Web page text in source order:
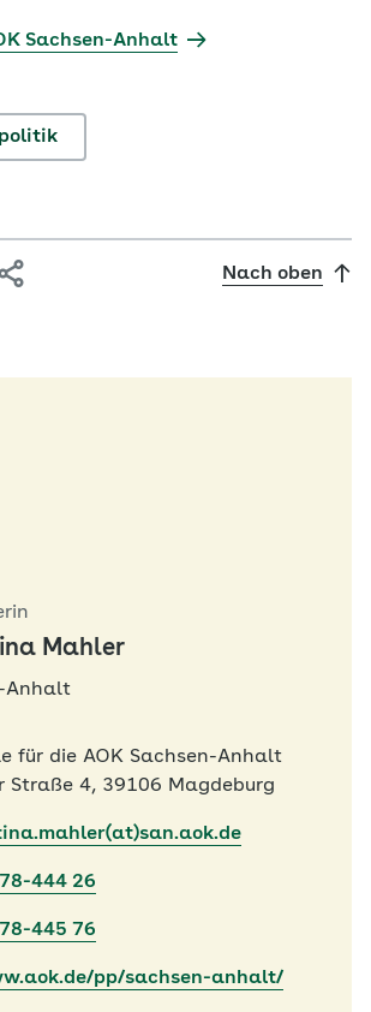
Sachsen-Anhalt
Nach oben
Mahler
Anhalt
für die AOK Sachsen-Anhalt
Straße 4, 39106 Magdeburg
444 26
445 76
pp/sachsen-anhalt/